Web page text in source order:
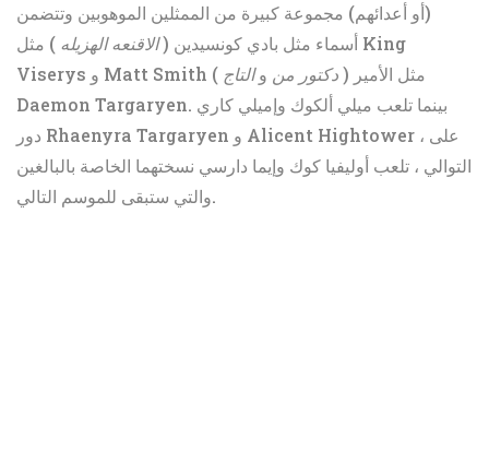
(أو أعدائهم) مجموعة كبيرة من الممثلين الموهوبين وتتضمن
أسماء مثل بادي كونسيدين (الاقنعه الهزيله ) مثل King
Viserys و Matt Smith (
دكتور من والتاج
) مثل الأمير
Daemon Targaryen. بينما تلعب ميلي ألكوك وإميلي كاري
دور Rhaenyra Targaryen و Alicent Hightower ، على
التوالي ، تلعب أوليفيا كوك وإيما دارسي نسختهما الخاصة بالبالغين
والتي ستبقى للموسم التالي.